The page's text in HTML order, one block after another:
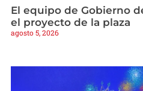
El equipo de Gobierno
el proyecto de la plaza
agosto 5, 2026